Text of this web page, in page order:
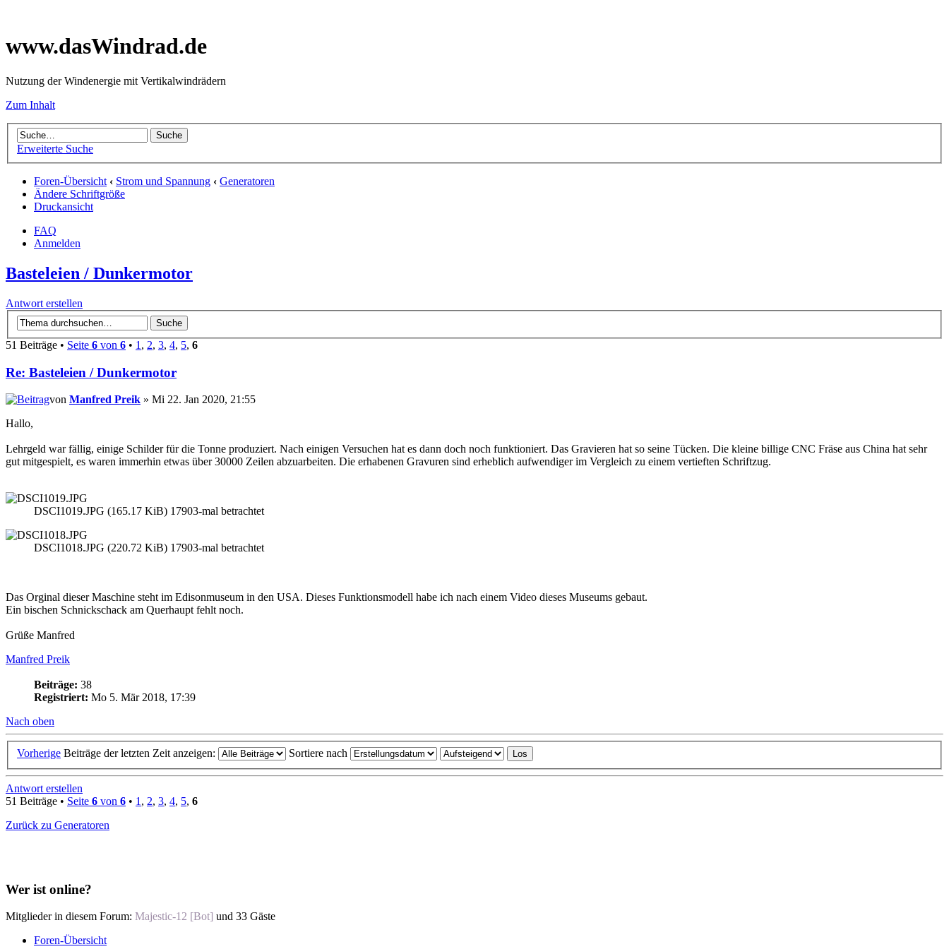
www.dasWindrad.de
Nutzung der Windenergie mit Vertikalwindrädern
Zum Inhalt
Erweiterte Suche
Foren-Übersicht ‹ Strom und Spannung ‹ Generatoren
Ändere Schriftgröße
Druckansicht
FAQ
Anmelden
Basteleien / Dunkermotor
Antwort erstellen
51 Beiträge • Seite 6 von 6 • 1 , 2, 3, 4, 5, 6
Re: Basteleien / Dunkermotor
von Manfred Preik » Mi 22. Jan 2020, 21:55
Hallo,
Lehrgeld war fällig, einige Schilder für die Tonne produziert. Nach einigen Versuchen hat es dann doch noch funktioniert. Das Gravieren hat so seine Tücken. Die kleine billige CNC Fräse aus China hat sehr
gut mitgespielt, es waren immerhin etwas über 30000 Zeilen abzuarbeiten. Die erhabenen Gravuren sind erheblich aufwendiger im Vergleich zu einem vertieften Schriftzug.
DSCI1019.JPG (165.17 KiB) 17903-mal betrachtet
DSCI1018.JPG (220.72 KiB) 17903-mal betrachtet
Das Orginal dieser Maschine steht im Edisonmuseum in den USA. Dieses Funktionsmodell habe ich nach einem Video dieses Museums gebaut.
Ein bischen Schnickschack am Querhaupt fehlt noch.
Grüße Manfred
Manfred Preik
Beiträge: 38
Registriert: Mo 5. Mär 2018, 17:39
Nach oben
Vorherige Beiträge der letzten Zeit anzeigen: Sortiere nach
Antwort erstellen
51 Beiträge • Seite 6 von 6 • 1 , 2, 3, 4, 5, 6
Zurück zu Generatoren
Wer ist online?
Mitglieder in diesem Forum: Majestic-12 [Bot] und 33 Gäste
Foren-Übersicht